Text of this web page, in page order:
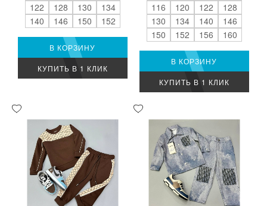
122
128 130
134
140
146 150 152
В КОРЗИНУ
КУПИТЬ В 1 КЛИК
116
120 122
128
130
134 140
146
150
152 156 160
В КОРЗИНУ
КУПИТЬ В 1 КЛИК